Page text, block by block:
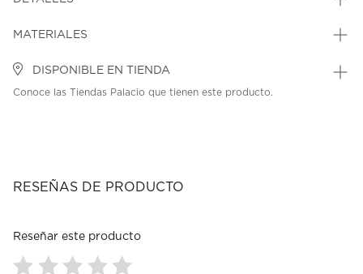
MATERIALES
DISPONIBLE EN TIENDA
Conoce las Tiendas Palacio que tienen este producto.
RESEÑAS DE PRODUCTO
Reseñar este producto